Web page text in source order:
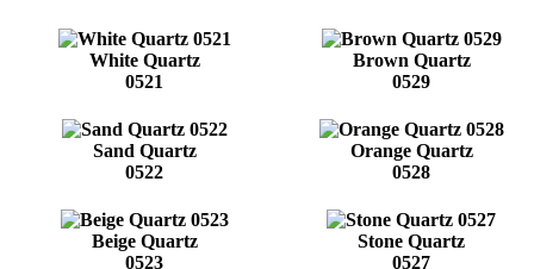
White Quartz
0521
Brown Quartz
0529
Sand Quartz
0522
Orange Quartz
0528
Beige Quartz
0523
Stone Quartz
0527